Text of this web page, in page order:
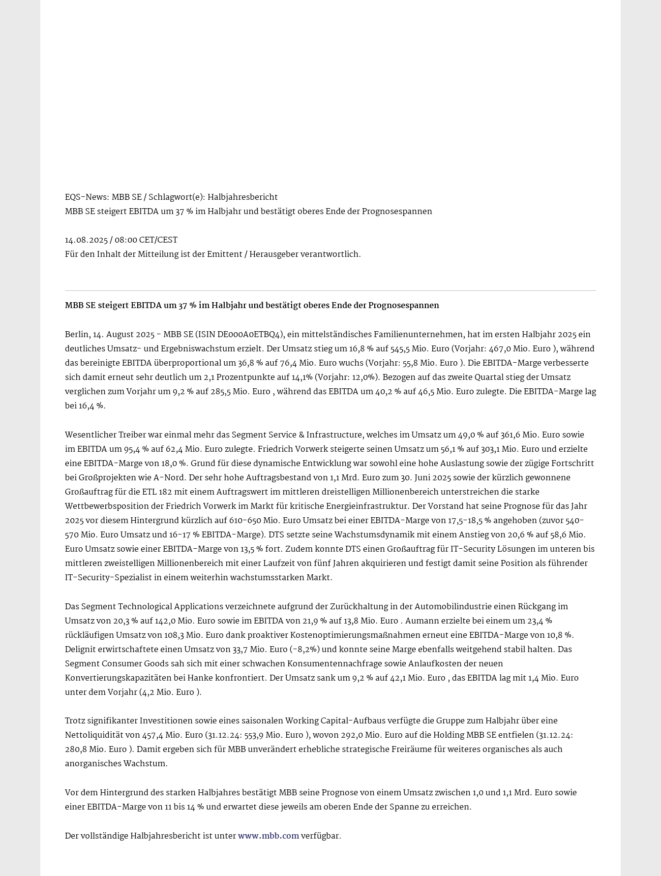
EQS-News: MBB SE / Schlagwort(e): Halbjahresbericht
MBB SE steigert EBITDA um 37 % im Halbjahr und bestätigt oberes Ende der Prognosespannen
14.08.2025 / 08:00 CET/CEST
Für den Inhalt der Mitteilung ist der Emittent / Herausgeber verantwortlich.
MBB SE steigert EBITDA um 37 % im Halbjahr und bestätigt oberes Ende der Prognosespannen
Berlin, 14. August 2025 - MBB SE (ISIN DE000A0ETBQ4), ein mittelständisches Familienunternehmen, hat im ersten Halbjahr 2025 ein
deutliches Umsatz- und Ergebniswachstum erzielt. Der Umsatz stieg um 16,8 % auf 545,5 Mio. Euro (Vorjahr: 467,0 Mio. Euro ), während
das bereinigte EBITDA überproportional um 36,8 % auf 76,4 Mio. Euro wuchs (Vorjahr: 55,8 Mio. Euro ). Die EBITDA-Marge verbesserte
sich damit erneut sehr deutlich um 2,1 Prozentpunkte auf 14,1% (Vorjahr: 12,0%). Bezogen auf das zweite Quartal stieg der Umsatz
verglichen zum Vorjahr um 9,2 % auf 285,5 Mio. Euro , während das EBITDA um 40,2 % auf 46,5 Mio. Euro zulegte. Die EBITDA-Marge lag
bei 16,4 %.
Wesentlicher Treiber war einmal mehr das Segment Service & Infrastructure, welches im Umsatz um 49,0 % auf 361,6 Mio. Euro sowie
im EBITDA um 95,4 % auf 62,4 Mio. Euro zulegte. Friedrich Vorwerk steigerte seinen Umsatz um 56,1 % auf 303,1 Mio. Euro und erzielte
eine EBITDA-Marge von 18,0 %. Grund für diese dynamische Entwicklung war sowohl eine hohe Auslastung sowie der zügige Fortschritt
bei Großprojekten wie A-Nord. Der sehr hohe Auftragsbestand von 1,1 Mrd. Euro zum 30. Juni 2025 sowie der kürzlich gewonnene
Großauftrag für die ETL 182 mit einem Auftragswert im mittleren dreistelligen Millionenbereich unterstreichen die starke
Wettbewerbsposition der Friedrich Vorwerk im Markt für kritische Energieinfrastruktur. Der Vorstand hat seine Prognose für das Jahr
2025 vor diesem Hintergrund kürzlich auf 610-650 Mio. Euro Umsatz bei einer EBITDA-Marge von 17,5-18,5 % angehoben (zuvor 540-
570 Mio. Euro Umsatz und 16-17 % EBITDA-Marge). DTS setzte seine Wachstumsdynamik mit einem Anstieg von 20,6 % auf 58,6 Mio.
Euro Umsatz sowie einer EBITDA-Marge von 13,5 % fort. Zudem konnte DTS einen Großauftrag für IT-Security Lösungen im unteren bis
mittleren zweistelligen Millionenbereich mit einer Laufzeit von fünf Jahren akquirieren und festigt damit seine Position als führender
IT-Security-Spezialist in einem weiterhin wachstumsstarken Markt.
Das Segment Technological Applications verzeichnete aufgrund der Zurückhaltung in der Automobilindustrie einen Rückgang im
Umsatz von 20,3 % auf 142,0 Mio. Euro sowie im EBITDA von 21,9 % auf 13,8 Mio. Euro . Aumann erzielte bei einem um 23,4 %
rückläufigen Umsatz von 108,3 Mio. Euro dank proaktiver Kostenoptimierungsmaßnahmen erneut eine EBITDA-Marge von 10,8 %.
Delignit erwirtschaftete einen Umsatz von 33,7 Mio. Euro (-8,2%) und konnte seine Marge ebenfalls weitgehend stabil halten. Das
Segment Consumer Goods sah sich mit einer schwachen Konsumentennachfrage sowie Anlaufkosten der neuen
Konvertierungskapazitäten bei Hanke konfrontiert. Der Umsatz sank um 9,2 % auf 42,1 Mio. Euro , das EBITDA lag mit 1,4 Mio. Euro
unter dem Vorjahr (4,2 Mio. Euro ).
Trotz signifikanter Investitionen sowie eines saisonalen Working Capital-Aufbaus verfügte die Gruppe zum Halbjahr über eine
Nettoliquidität von 457,4 Mio. Euro (31.12.24: 553,9 Mio. Euro ), wovon 292,0 Mio. Euro auf die Holding MBB SE entfielen (31.12.24:
280,8 Mio. Euro ). Damit ergeben sich für MBB unverändert erhebliche strategische Freiräume für weiteres organisches als auch
anorganisches Wachstum.
Vor dem Hintergrund des starken Halbjahres bestätigt MBB seine Prognose von einem Umsatz zwischen 1,0 und 1,1 Mrd. Euro sowie
einer EBITDA-Marge von 11 bis 14 % und erwartet diese jeweils am oberen Ende der Spanne zu erreichen.
Der vollständige Halbjahresbericht ist unterwww.mbb.comverfügbar.